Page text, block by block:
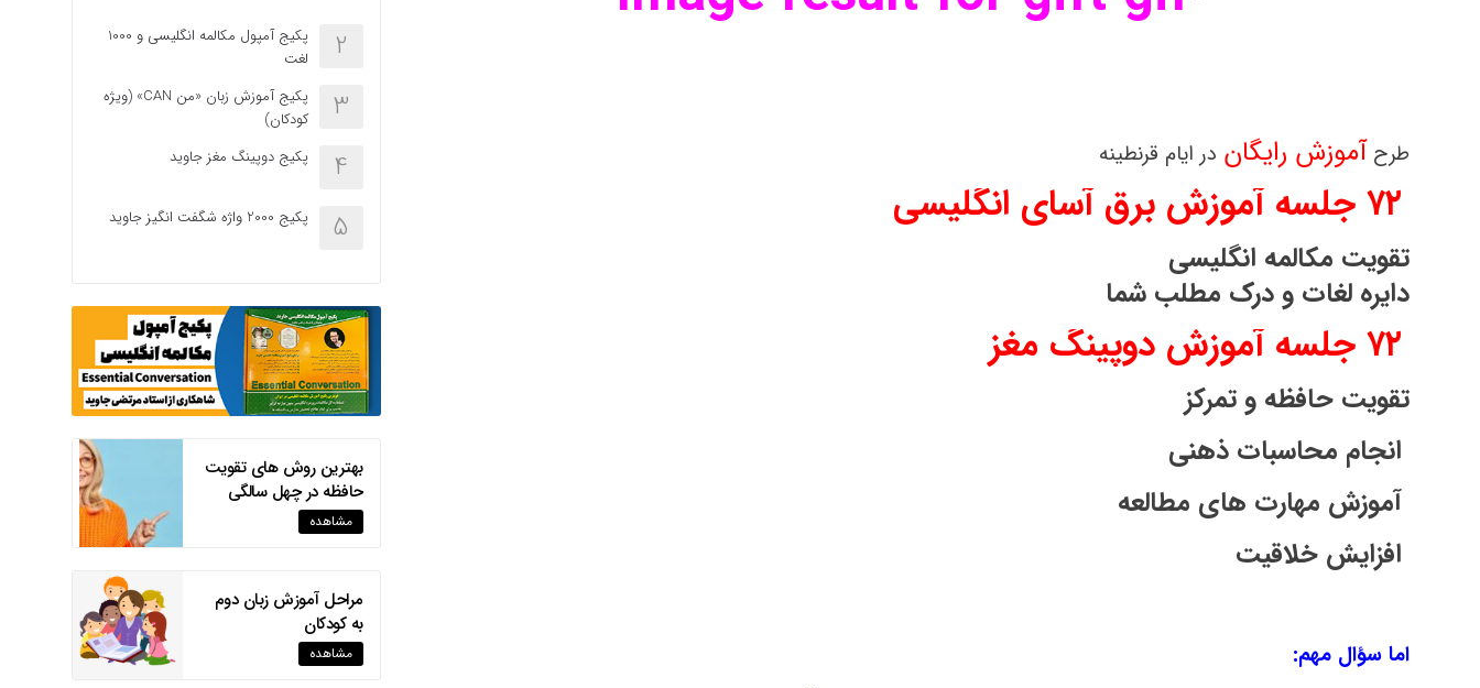
طرح آموزش رایگان در ایام قرنطینه
۷۲ جلسه آموزش برق آسای انگلیسی
تقویت مکالمه انگلیسی
دایره لغات و درک مطلب شما
۷۲ جلسه آموزش دوپینگ مغز
تقویت حافظه و تمرکز
انجام محاسبات ذهنی
آموزش مهارت های مطالعه
افزایش خلاقیت
اما سؤال مهم:
2
پکیج آمپول مکالمه انگلیسی و 1000
لغت
3
پکیج آموزش زبان «من CAN» (ویژه
کودکان)
4 پکیج دوپینگ مغز جاوید
5 پکیج 2000 واژه شگفت انگیز جاوید
بهترین روش های تقویت
حافظه در چهل سالگی
مشاهده
مراحل آموزش زبان دوم
به کودکان
مشاهده